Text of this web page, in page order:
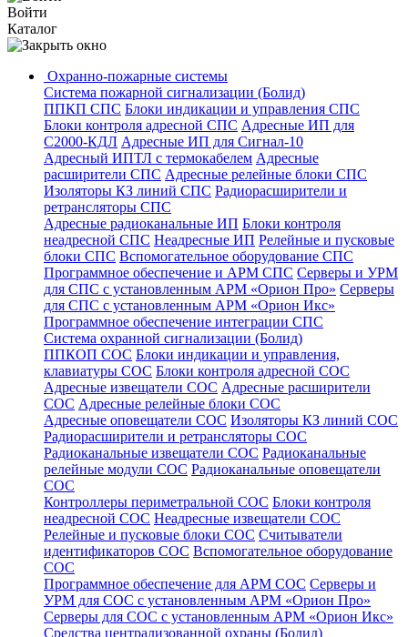
Войти
Каталог
Охранно-пожарные системы
Система пожарной сигнализации (Болид)
ППКП СПС Блоки индикации и управления СПС
Блоки контроля адресной СПС Адресные ИП для
С2000-КДЛ Адресные ИП для Сигнал-10
Адресный ИПТЛ с термокабелем Адресные
расширители СПС Адресные релейные блоки СПС
Изоляторы КЗ линий СПС Радиорасширители и
ретрансляторы СПС
Адресные радиоканальные ИП Блоки контроля
неадресной СПС Неадресные ИП Релейные и пусковые
блоки СПС Вспомогательное оборудование СПС
Программное обеспечение и АРМ СПС Серверы и УРМ
для СПС с установленным АРМ «Орион Про» Серверы
для СПС с установленным АРМ «Орион Икс»
Программное обеспечение интеграции СПС
Система охранной сигнализации (Болид)
ППКОП СОС Блоки индикации и управления,
клавиатуры СОС Блоки контроля адресной СОС
Адресные извещатели СОС Адресные расширители
СОС Адресные релейные блоки СОС
Адресные оповещатели СОС Изоляторы КЗ линий СОС
Радиорасширители и ретрансляторы СОС
Радиоканальные извещатели СОС Радиоканальные
релейные модули СОС Радиоканальные оповещатели
СОС
Контроллеры периметральной СОС Блоки контроля
неадресной СОС Неадресные извещатели СОС
Релейные и пусковые блоки СОС Считыватели
идентификаторов СОС Вспомогательное оборудование
СОС
Программное обеспечение для АРМ СОС Серверы и
УРМ для СОС с установленным АРМ «Орион Про»
Серверы для СОС с установленным АРМ «Орион Икс»
Средства централизованной охраны (Болид)